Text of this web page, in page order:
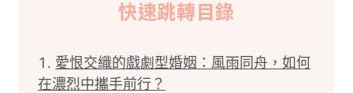
快速跳轉目錄
愛恨交織的戲劇型婚姻：風雨同舟，如何
在濃烈中攜手前行？